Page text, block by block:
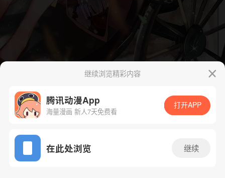
App免费看
下一话 腾漫App免费看
继续浏览精彩内容
腾讯动漫App
海量漫画 新人7天免费看
打开APP
在此处浏览 继续